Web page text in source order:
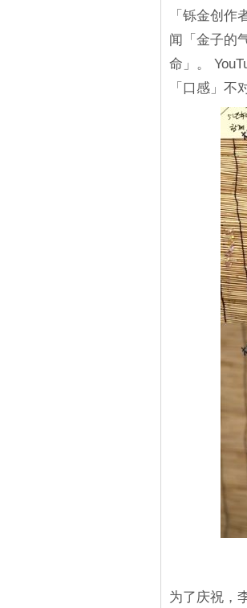
「铄金创
闻「金子的
命」。
「口感」不
为了庆祝，